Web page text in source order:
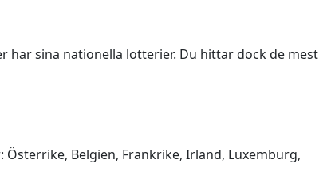
har sina nationella lotterier. Du hittar dock de mest
Belgien, Frankrike, Irland, Luxemburg,